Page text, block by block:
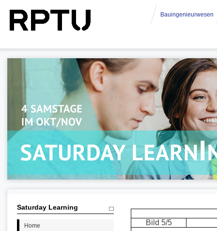
Bauingenieurwesen
Saturday Learning
Home
Bild 5/5